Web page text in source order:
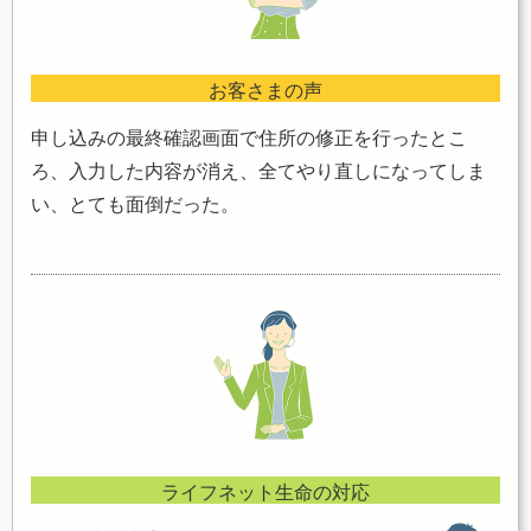
お客さまの声
申し込みの最終確認画面で住所の修正を行ったとこ
ろ、入力した内容が消え、全てやり直しになってしま
い、とても面倒だった。
ライフネット生命の対応